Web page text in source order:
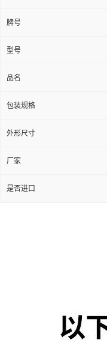
牌号
型号
品名
包装规格
外形尺寸
厂家
是否进口